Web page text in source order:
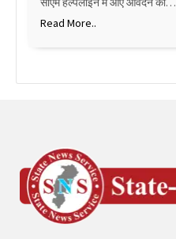
Read More..